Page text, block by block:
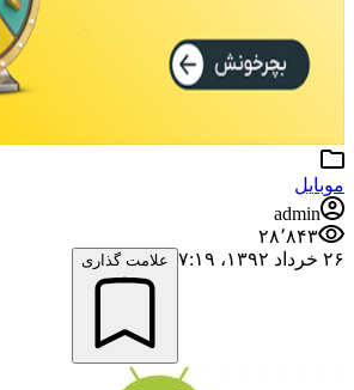
موبایل
admin
۲۸٬۸۴۳
۲۶ خرداد ۱۳۹۲،‏ ۷:۱۹
علامت گذاری